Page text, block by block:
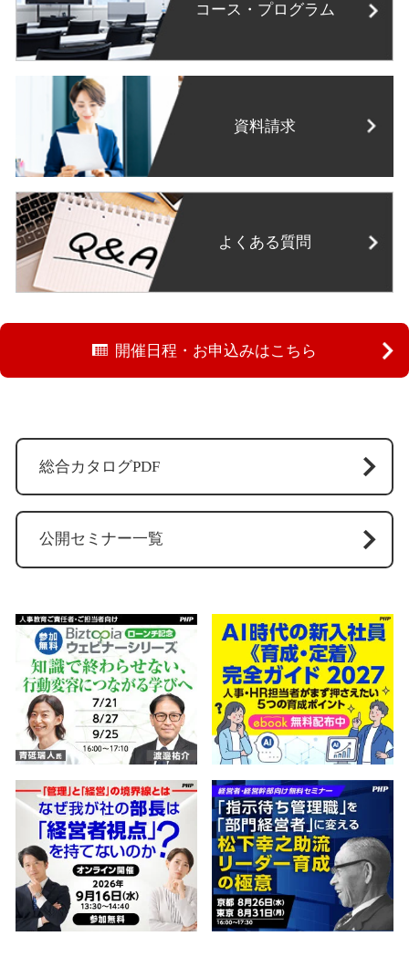
コース・プログラム
資料請求
よくある質問
開催日程・お申込みはこちら
総合カタログPDF
公開セミナー一覧